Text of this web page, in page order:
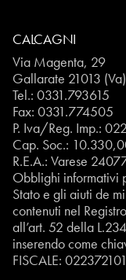
CALCAGNI
Via Magenta, 29
Gallarate 21013 (Va)
Tel.: 0331.793615
Fax: 0331.774505
P. Iva/Reg. Imp.:
Cap. Soc.:
R.E.A.: Varese
Obblighi informativi
Stato e gli aiuti de
contenuti nel
all’art. 52 della
inserendo come
FISCALE: